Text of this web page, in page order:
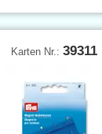
Karten Nr.: 39311